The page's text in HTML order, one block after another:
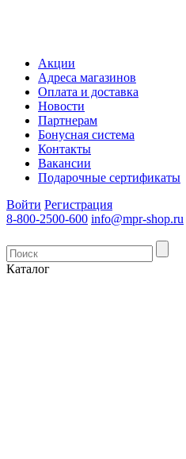
Акции
Адреса магазинов
Оплата и доставка
Новости
Партнерам
Бонусная система
Контакты
Вакансии
Подарочные сертификаты
Войти Регистрация
8-800-2500-600 info@mpr-shop.ru
Каталог